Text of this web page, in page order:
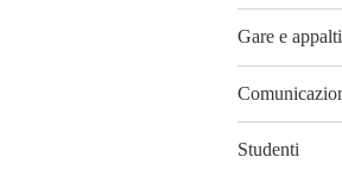
Gare e appalti
Studenti